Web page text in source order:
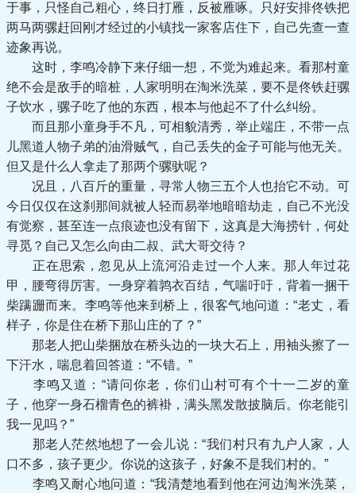
于事，只怪自己粗心，终日打雁，反被雁啄。只好安排佟铁把
两马两骡赶回刚才经过的小镇找一家客店住下，自己先查一查
迹象再说。
这时，李鸣冷静下来仔细一想，不觉为难起来。看那村童
绝不会是敌手的暗桩，人家明明在淘米洗菜，要不是佟铁赶骡
子饮水，骡子吃了他的东西，根本与他起不了什么纠纷。
而且那小童身手不凡，可相貌清秀，举止端庄，不带一点
儿黑道人物子弟的油滑贼气，自己丢失的金子可能与他无关。
但又是什么人拿走了那两个骡驮呢？
况且，八百斤的重量，寻常人物三五个人也抬它不动。可
今日仅仅在这刹那间就被人轻而易举地暗暗劫走，自己不光没
有觉察，甚至连一点痕迹也没有留下，这真是大海捞针，何处
寻觅？自己又怎么向由二叔、武大哥交待？
正在思索，忽见从上流河沿走过一个人来。那人年过花
甲，腰弯得厉害。一身穿着鹑衣百结，气喘吁吁，背着一捆干
柴蹒跚而来。李鸣等他来到桥上，很客气地问道：“老丈，看
样子，你是住在桥下那山庄的了？”
那老人把山柴捆放在桥头边的一块大石上，用袖头擦了一
下汗水，喘息着回答道：“不错。”
李鸣又道：“请问你老，你们山村可有个十一二岁的童
子，他穿一身石榴青色的裤褂，满头黑发散披脑后。你老能引
我一见吗？”
那老人茫然地想了一会儿说：“我们村只有九户人家，人
口不多，孩子更少。你说的这孩子，好象不是我们村的。”
李鸣又耐心地问道：“我清楚地看到他在河边淘米洗菜，